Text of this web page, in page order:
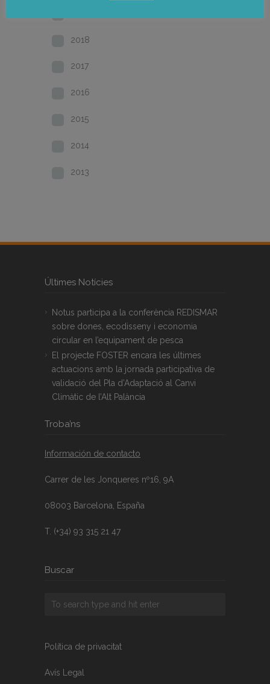
2018
2017
2016
2015
2014
2013
Últimes Notícies
Notus participa a la conferència REDISMAR
sobre dones, ecodisseny i economia
circular en l’equipament de pesca
El projecte FOSTER encara les últimes
actuacions amb la jornada participativa de
validació del Pla d’Adaptació al Canvi
Climàtic de l’Alt Palància
Troba’ns
Información de contacto
Carrer de les Jonqueres nº16, 9A
08003 Barcelona, España
T. (+34) 93 315 21 47
Buscar
Política de privacitat
Avís Legal